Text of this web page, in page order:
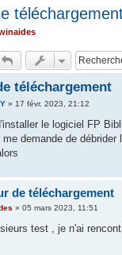
téléchargement
» 17 févr. 2023, 21:12
le logiciel FP
me demande de
de téléchargement
» 05 mars 2023, 11:51
test , je n'ai